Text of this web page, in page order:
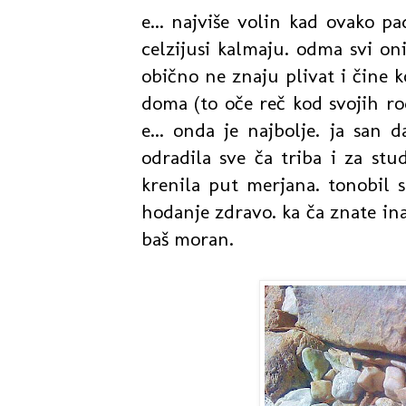
e... najviše volin kad ovako
celzijusi kalmaju. odma svi
obično ne znaju plivat i čine
doma (to oče reč kod svojih
e... onda je najbolje. ja san
odradila sve ča triba i za
krenila put merjana. tonobil
hodanje zdravo. ka ča znate
baš moran.